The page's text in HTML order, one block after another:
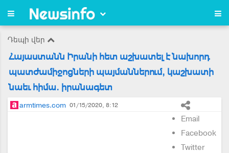
Դեպի վեր
Հայաստանն Իրանի հետ աշխատել է նախորդ
պատժամիջոցների պայմաններում, կաշխատի
նաեւ հիմա. իրանագետ
armtimes.com 01/15/2020, 8:12
Email
Facebook
Twitter